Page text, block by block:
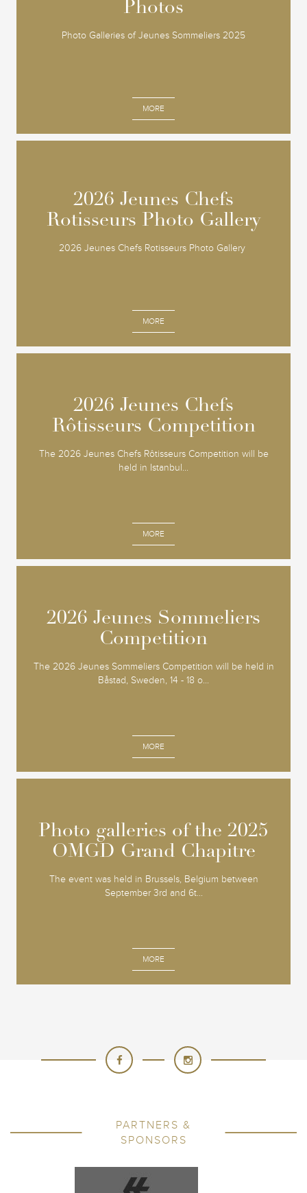
Photos
Photo Galleries of Jeunes Sommeliers 2025
MORE
Photos
2026 Jeunes Chefs
Rotisseurs Photo Gallery
2026 Jeunes Chefs Rotisseurs Photo Gallery
MORE
2026 Jeunes Chefs
Rotisseurs Photo Gallery
2026 Jeunes Chefs
Rôtisseurs Competition
The 2026 Jeunes Chefs Rôtisseurs Competition will be
held in Istanbul...
MORE
2026 Jeunes Chefs
Rôtisseurs Competition
2026 Jeunes Sommeliers
Competition
The 2026 Jeunes Sommeliers Competition will be held in
Båstad, Sweden, 14 - 18 o...
MORE
2026 Jeunes Sommeliers
Competition
Photo galleries of the 2025
OMGD Grand Chapitre
The event was held in Brussels, Belgium between
September 3rd and 6t...
MORE
Photo galleries of the 2025
OMGD Grand Chapitre
PARTNERS &
SPONSORS